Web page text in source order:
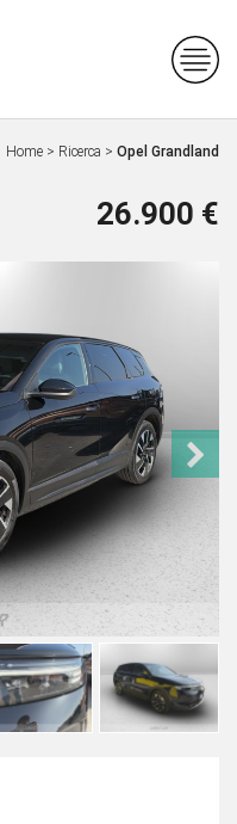
Home > Ricerca > Opel Grandland
26.900 €